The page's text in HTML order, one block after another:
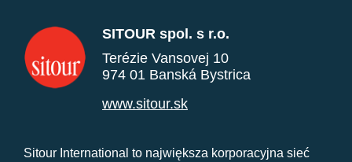
SITOUR spol. s r.o.
Terézie Vansovej 10
974 01 Banská Bystrica
www.sitour.sk
Sitour International to największa korporacyjna sieć